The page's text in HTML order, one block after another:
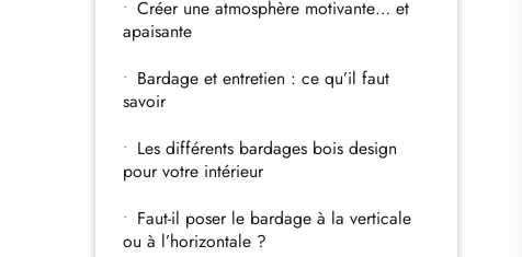
Créer une atmosphère motivante… et
apaisante
Bardage et entretien : ce qu’il faut
savoir
Les différents bardages bois design
pour votre intérieur
Faut-il poser le bardage à la verticale
ou à l’horizontale ?